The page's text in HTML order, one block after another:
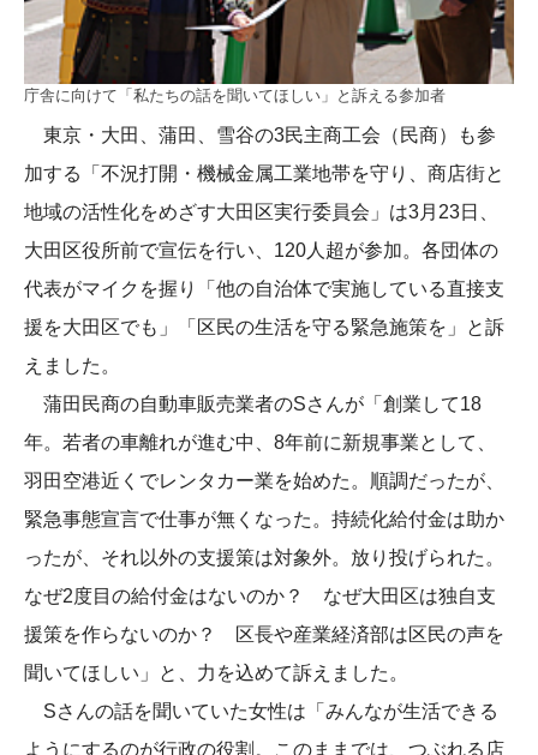
庁舎に向けて「私たちの話を聞いてほしい」と訴える参加者
東京・大田、蒲田、雪谷の3民主商工会（民商）も参
加する「不況打開・機械金属工業地帯を守り、商店街と
地域の活性化をめざす大田区実行委員会」は3月23日、
大田区役所前で宣伝を行い、120人超が参加。各団体の
代表がマイクを握り「他の自治体で実施している直接支
援を大田区でも」「区民の生活を守る緊急施策を」と訴
えました。
蒲田民商の自動車販売業者のSさんが「創業して18
年。若者の車離れが進む中、8年前に新規事業として、
羽田空港近くでレンタカー業を始めた。順調だったが、
緊急事態宣言で仕事が無くなった。持続化給付金は助か
ったが、それ以外の支援策は対象外。放り投げられた。
なぜ2度目の給付金はないのか？ なぜ大田区は独自支
援策を作らないのか？ 区長や産業経済部は区民の声を
聞いてほしい」と、力を込めて訴えました。
Sさんの話を聞いていた女性は「みんなが生活できる
ようにするのが行政の役割。このままでは、つぶれる店